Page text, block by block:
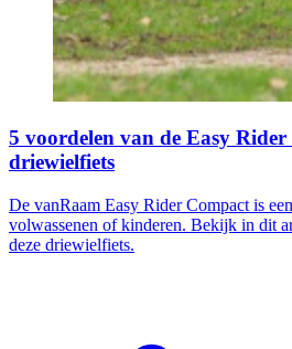
5 voordelen van de Easy
driewielfiets
De vanRaam Easy Rider Compact is
volwassenen of kinderen. Bekijk in dit
deze driewielfiets.